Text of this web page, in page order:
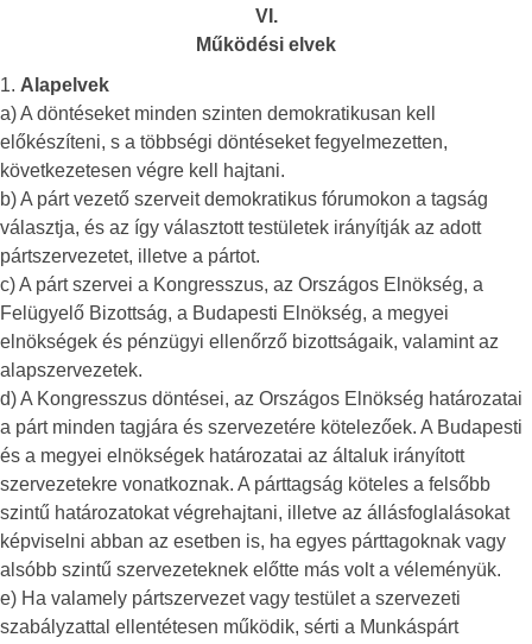
VI.
Működési elvek
1. Alapelvek
a) A döntéseket minden szinten demokratikusan kell
előkészíteni, s a többségi döntéseket fegyelmezetten,
következetesen végre kell hajtani.
b) A párt vezető szerveit demokratikus fórumokon a tagság
választja, és az így választott testületek irányítják az adott
pártszervezetet, illetve a pártot.
c) A párt szervei a Kongresszus, az Országos Elnökség, a
Felügyelő Bizottság, a Budapesti Elnökség, a megyei
elnökségek és pénzügyi ellenőrző bizottságaik, valamint az
alapszervezetek.
d) A Kongresszus döntései, az Országos Elnökség határozatai
a párt minden tagjára és szervezetére kötelezőek. A Budapesti
és a megyei elnökségek határozatai az általuk irányított
szervezetekre vonatkoznak. A párttagság köteles a felsőbb
szintű határozatokat végrehajtani, illetve az állásfoglalásokat
képviselni abban az esetben is, ha egyes párttagoknak vagy
alsóbb szintű szervezeteknek előtte más volt a véleményük.
e) Ha valamely pártszervezet vagy testület a szervezeti
szabályzattal ellentétesen működik, sérti a Munkáspárt